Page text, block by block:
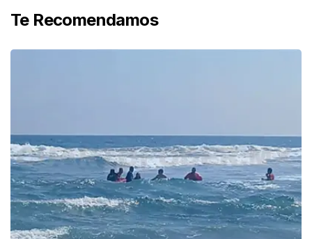
Te Recomendamos